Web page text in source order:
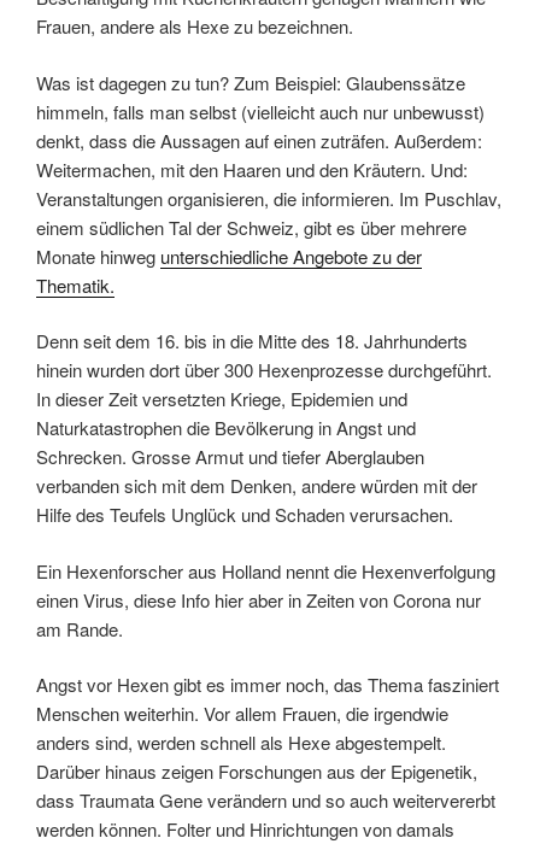
Frauen, andere als Hexe zu bezeichnen.
Was ist dagegen zu tun? Zum Beispiel: Glaubenssätze
himmeln, falls man selbst (vielleicht auch nur unbewusst)
denkt, dass die Aussagen auf einen zuträfen. Außerdem:
Weitermachen, mit den Haaren und den Kräutern. Und:
Veranstaltungen organisieren, die informieren. Im Puschlav,
einem südlichen Tal der Schweiz, gibt es über mehrere
Monate hinweg unterschiedliche Angebote zu der
Thematik.
Denn seit dem 16. bis in die Mitte des 18. Jahrhunderts
hinein wurden dort über 300 Hexenprozesse durchgeführt.
In dieser Zeit versetzten Kriege, Epidemien und
Naturkatastrophen die Bevölkerung in Angst und
Schrecken. Grosse Armut und tiefer Aberglauben
verbanden sich mit dem Denken, andere würden mit der
Hilfe des Teufels Unglück und Schaden verursachen.
Ein Hexenforscher aus Holland nennt die Hexenverfolgung
einen Virus, diese Info hier aber in Zeiten von Corona nur
am Rande.
Angst vor Hexen gibt es immer noch, das Thema fasziniert
Menschen weiterhin. Vor allem Frauen, die irgendwie
anders sind, werden schnell als Hexe abgestempelt.
Darüber hinaus zeigen Forschungen aus der Epigenetik,
dass Traumata Gene verändern und so auch weitervererbt
werden können. Folter und Hinrichtungen von damals